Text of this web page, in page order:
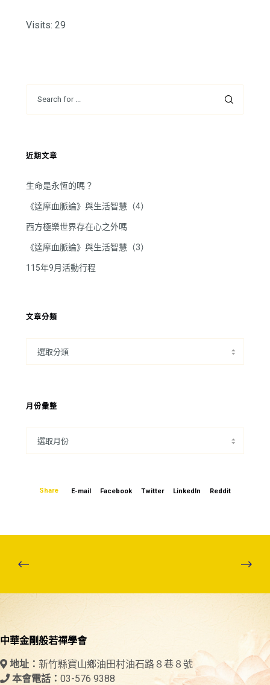
Visits: 29
近期文章
生命是永恆的嗎？
《達摩血脈論》與生活智慧（4）
西方極樂世界存在心之外嗎
《達摩血脈論》與生活智慧（3）
115年9月活動行程
文章分類
月份彙整
Share E-mail Facebook Twitter LinkedIn Reddit
中華金剛般若禪學會
地址： 新竹縣寶山鄉油田村油石路８巷８號
本會電話： 03-576 9388